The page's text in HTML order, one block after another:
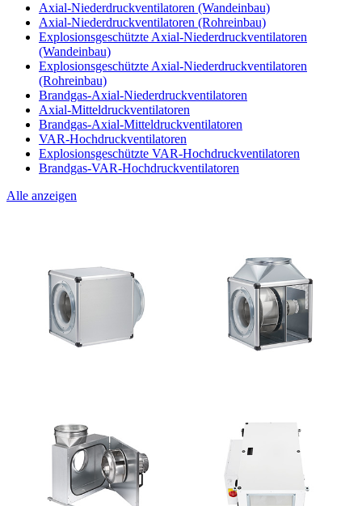
Axial-Niederdruckventilatoren (Wandeinbau)
Axial-Niederdruckventilatoren (Rohreinbau)
Explosionsgeschützte Axial-Niederdruckventilatoren
(Wandeinbau)
Explosionsgeschützte Axial-Niederdruckventilatoren
(Rohreinbau)
Brandgas-Axial-Niederdruckventilatoren
Axial-Mitteldruckventilatoren
Brandgas-Axial-Mitteldruckventilatoren
VAR-Hochdruckventilatoren
Explosionsgeschützte VAR-Hochdruckventilatoren
Brandgas-VAR-Hochdruckventilatoren
Alle anzeigen